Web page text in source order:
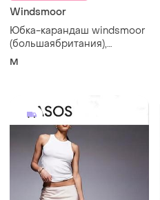
Windsmoor
Юбка-карандаш windsmoor
(большаябритания),
премиальный состав,
M